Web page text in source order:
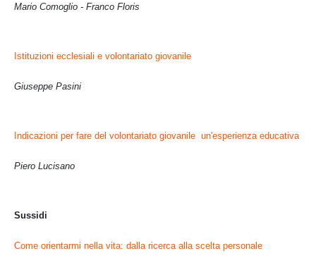
Mario Comoglio - Franco Floris
Istituzioni ecclesiali e volontariato giovanile
Giuseppe Pasini
Indicazioni per fare del volontariato giovanile un'esperienza educativa
Piero Lucisano
Sussidi
Come orientarmi nella vita: dalla ricerca alla scelta personale